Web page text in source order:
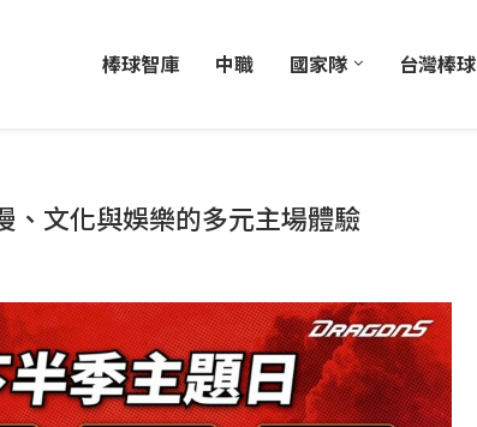
棒球智庫 中職 國家隊 台灣棒球
文化與娛樂的多元主場體驗